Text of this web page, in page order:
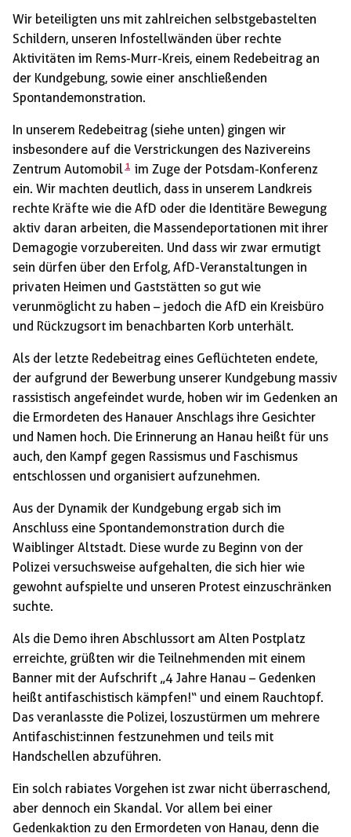
Wir beteiligten uns mit zahlreichen selbstgebastelten
Schildern, unseren Infostellwänden über rechte
Aktivitäten im Rems-Murr-Kreis, einem Redebeitrag an
der Kundgebung, sowie einer anschließenden
Spontandemonstration.
In unserem Redebeitrag (siehe unten) gingen wir
insbesondere auf die Verstrickungen des Nazivereins
Zentrum Automobil 1 im Zuge der Potsdam-Konferenz
ein. Wir machten deutlich, dass in unserem Landkreis
rechte Kräfte wie die AfD oder die Identitäre Bewegung
aktiv daran arbeiten, die Massendeportationen mit ihrer
Demagogie vorzubereiten. Und dass wir zwar ermutigt
sein dürfen über den Erfolg, AfD-Veranstaltungen in
privaten Heimen und Gaststätten so gut wie
verunmöglicht zu haben – jedoch die AfD ein Kreisbüro
und Rückzugsort im benachbarten Korb unterhält.
Als der letzte Redebeitrag eines Geflüchteten endete,
der aufgrund der Bewerbung unserer Kundgebung massiv
rassistisch angefeindet wurde, hoben wir im Gedenken an
die Ermordeten des Hanauer Anschlags ihre Gesichter
und Namen hoch. Die Erinnerung an Hanau heißt für uns
auch, den Kampf gegen Rassismus und Faschismus
entschlossen und organisiert aufzunehmen.
Aus der Dynamik der Kundgebung ergab sich im
Anschluss eine Spontandemonstration durch die
Waiblinger Altstadt. Diese wurde zu Beginn von der
Polizei versuchsweise aufgehalten, die sich hier wie
gewohnt aufspielte und unseren Protest einzuschränken
suchte.
Als die Demo ihren Abschlussort am Alten Postplatz
erreichte, grüßten wir die Teilnehmenden mit einem
Banner mit der Aufschrift „4 Jahre Hanau – Gedenken
heißt antifaschistisch kämpfen!“ und einem Rauchtopf.
Das veranlasste die Polizei, loszustürmen um mehrere
Antifaschist:innen festzunehmen und teils mit
Handschellen abzuführen.
Ein solch rabiates Vorgehen ist zwar nicht überraschend,
aber dennoch ein Skandal. Vor allem bei einer
Gedenkaktion zu den Ermordeten von Hanau, denn die